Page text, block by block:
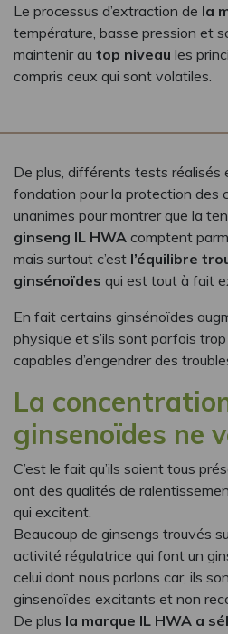
Le processus d’extraction de la
température, basse pression et
maintenir au top niveau les
compris ceux qui sont volatiles.
De plus, différents tests réalisés
fondation pour la protection des
unanimes pour montrer que la
ginseng IL HWA comptent
mais surtout c’est l’équilibre
ginsénoïdes qui est tout à fait
En fait certains ginsénoïdes
physique et s’ils sont parfois
capables d’engendrer des
La
ginsenoïdes ne
C’est le fait qu’ils soient tous
ont des qualités de
qui excitent.
Beaucoup de ginsengs trouvés
activité régulatrice qui font un
celui dont nous parlons car, ils
ginsenoïdes excitants et non
De plus la marque IL HWA a